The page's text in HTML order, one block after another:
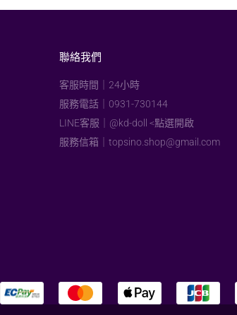
聯絡我們
客服時間｜24小時
服務電話｜0931-730144
LINE客服｜@kd-doll <點選開啟
服務信箱｜ topsino.shop@gmail.com